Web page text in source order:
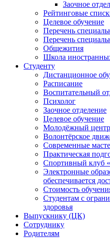
Заочное
Рейтинговые
Целевое обучение
Перечень
Перечень
Общежития
Школа
Студенту
Дистанционное
Расписание
Воспитательный
Психолог
Заочное отделение
Целевое обучение
Молодёжный
Волонтёрское
Современные
Практическая
Спортивный клуб
Электронные
обеспечивается
Стоимость
Студентам с
здоровья
Выпускнику (ЦК)
Сотруднику
Родителям